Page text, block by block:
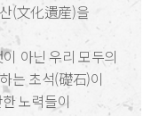
(文化遺産)을
아닌 우리 모두의
는 초석(礎石)이
노력들이